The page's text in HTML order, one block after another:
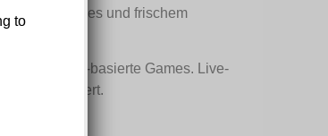
Features und frischem
und Skill-basierte Games. Live-
erweitert.
to